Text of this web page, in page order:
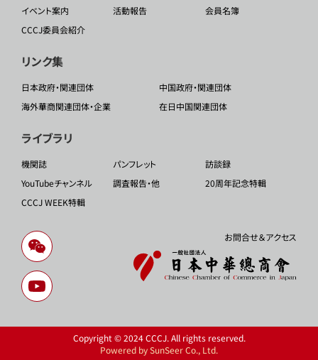
イベント案内 活動報告
会員名簿
CCCJ委員会紹介
リンク集
日本政府・関連団体
中国政府・関連団体
海外華商関連団体・企業
在日中国関連団体
ライブラリ
機関誌 パンフレット
訪談録
YouTubeチャンネル
調査報告・他
20周年記念特輯
CCCJ WEEK特輯
お問合せ＆アクセス
Copyright © 2024 CCCJ. All rights reserved.
Powered by SunSeer Co., Ltd.